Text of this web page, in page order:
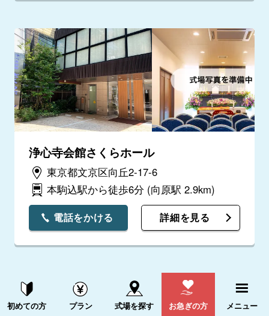
浄心寺会館さくらホール
東京都文京区向丘2-17-6
本駒込駅から徒歩6分 (向原駅 2.9km)
電話をかける 詳細を見る
資料請求する 電話をかける
初めての方 プラン 式場を探す お急ぎの方 メニュー